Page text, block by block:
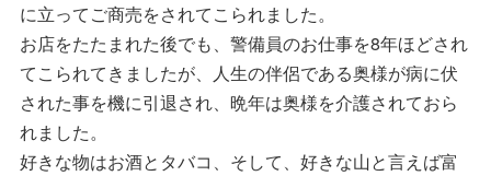
に立ってご商売をされてこられました。
お店をたたまれた後でも、警備員のお仕事を8年ほどされ
てこられてきましたが、人生の伴侶である奥様が病に伏
された事を機に引退され、晩年は奥様を介護されておら
れました。
好きな物はお酒とタバコ、そして、好きな山と言えば富